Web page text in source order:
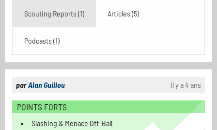
Scouting Reports (1) Articles (5)
Podcasts (1)
parAlan Guillou Il y a 4 ans
POINTS FORTS
Slashing & Menace Off-Ball